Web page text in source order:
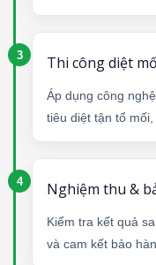
Thi công diệt
Áp dụng công
tiêu diệt tận tổ
Nghiệm thu &
Kiểm tra kết quả
và cam kết bảo